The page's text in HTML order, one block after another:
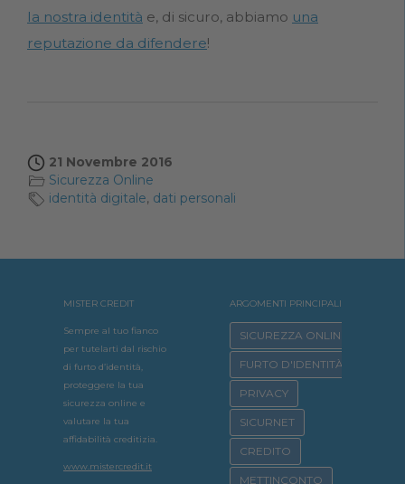
la nostra identità e, di sicuro, abbiamo una
reputazione da difendere!
21 Novembre 2016
Sicurezza Online
identità digitale, dati personali
MISTER CREDIT
Sempre al tuo fianco
per tutelarti dal rischio
di furto d’identità,
proteggere la tua
sicurezza online e
valutare la tua
affidabilità creditizia.
www.mistercredit.it
ARGOMENTI PRINCIPALI
SICUREZZA ONLINE
FURTO D'IDENTITÀ
PRIVACY
SICURNET
CREDITO
METTINCONTO